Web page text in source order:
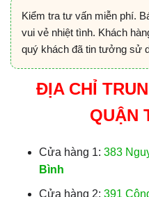
Kiểm tra tư vấn miễn phí.
vui vẻ nhiệt tình. Khách
quý khách đã tin tưởng sử
ĐỊA CHỈ
QUẬN
Cửa hàng 1: 383
Bình
Cửa hàng 2: 391